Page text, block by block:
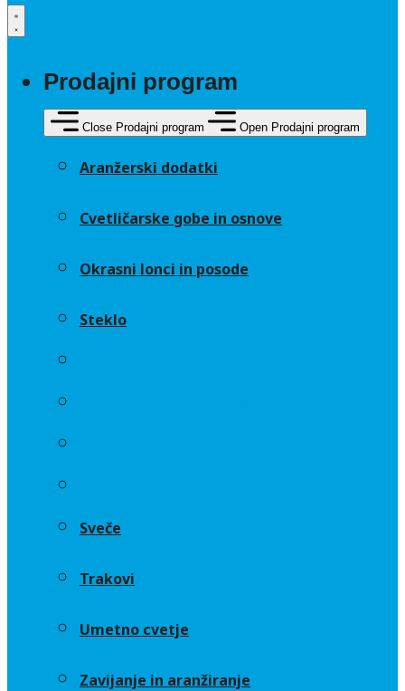
Prodajni program
Close Prodajni program Open Prodajni program
Aranžerski dodatki
Cvetličarske gobe in osnove
Okrasni lonci in posode
Steklo
Sveče
Trakovi
Umetno cvetje
Zavijanje in aranžiranje